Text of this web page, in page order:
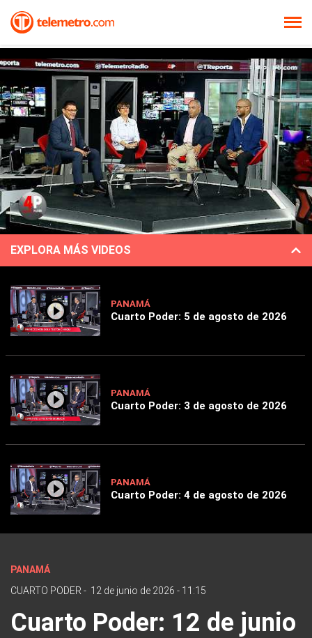
EXPLORA MÁS VIDEOS
PANAMÁ
Cuarto Poder: 5 de agosto de 2026
PANAMÁ
Cuarto Poder: 3 de agosto de 2026
PANAMÁ
Cuarto Poder: 4 de agosto de 2026
PANAMÁ
CUARTO PODER - 12 de junio de 2026 - 11:15
Cuarto Poder: 12 de junio